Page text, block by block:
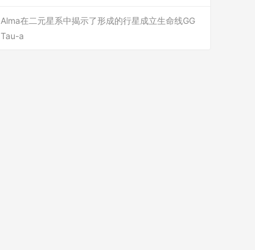
Alma在二元星系中揭示了形成的行星成立生命线GG
Tau-a